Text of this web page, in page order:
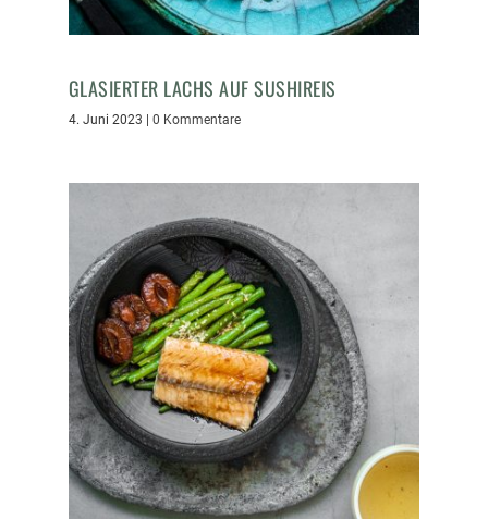
GLASIERTER LACHS AUF SUSHIREIS
4. Juni 2023 0 Kommentare